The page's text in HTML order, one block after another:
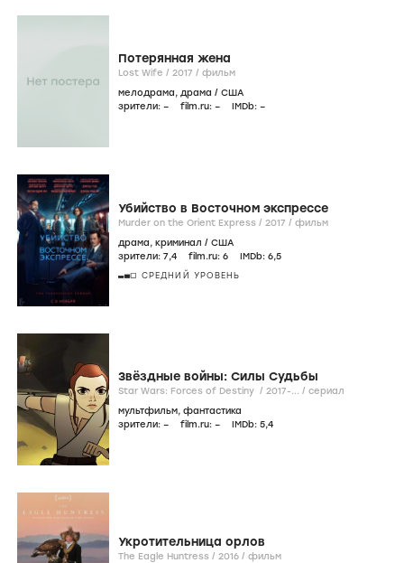
Потерянная жена
Lost Wife / 2017 / фильм
мелодрама, драма / США
зрители: – film.ru: – IMDb: –
Убийство в Восточном экспрессе
Murder on the Orient Express / 2017 / фильм
драма, криминал / США
зрители: 7,4 film.ru: 6 IMDb: 6,5
СРЕДНИЙ УРОВЕНЬ
Звёздные войны: Силы Судьбы
Star Wars: Forces of Destiny / 2017-... / сериал
мультфильм, фантастика
зрители: – film.ru: – IMDb: 5,4
Укротительница орлов
The Eagle Huntress / 2016 / фильм